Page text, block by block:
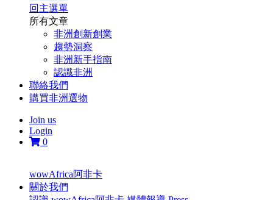
回主選單
所有文章
非洲創新創業
趨勢洞察
非洲新手指南
認識非洲
聯絡我們
購買非洲選物
Join us
Login
0
wowAfrica阿非卡
關於我們